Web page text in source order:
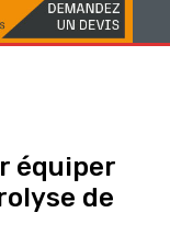
équiper
de